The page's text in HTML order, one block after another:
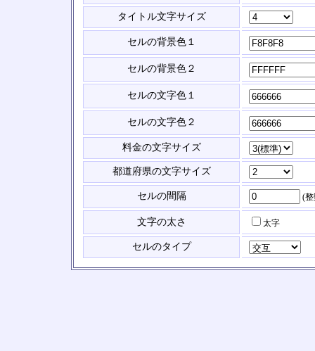
タイトル文字サイズ
セルの背景色１
セルの背景色２
セルの文字色１
セルの文字色２
料金の文字サイズ
都道府県の文字サイズ
セルの間隔 (
文字の太さ 太字
セルのタイプ